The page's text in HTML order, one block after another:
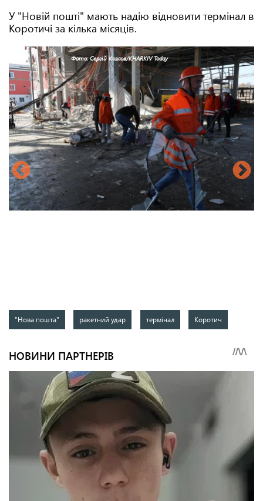
У "Новій пошті" мають надію відновити термінал в
Коротичі за кілька місяців.
Фото: Сергій Козлов/KHARKIV Today
"Нова пошта" ракетний удар термінал Коротич